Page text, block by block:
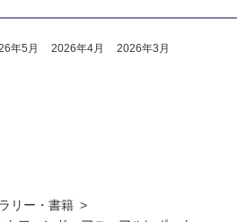
年5月 2026年4月 2026年3月
リー・書籍